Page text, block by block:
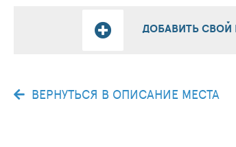
ДОБАВИТЬ СВОЙ
ВЕРНУТЬСЯ В ОПИСАНИЕ МЕСТА